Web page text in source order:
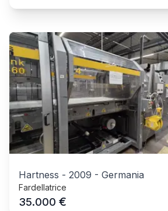
Hartness - 2009 - Germania
Fardellatrice
35.000 €